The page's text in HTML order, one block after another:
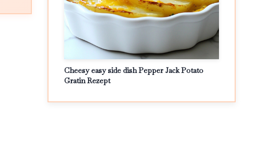
Cheesy easy side dish Pepper Jack Potato
Gratin Rezept